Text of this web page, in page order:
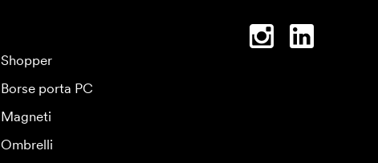
Shopper
Borse porta PC
Magneti
Ombrelli